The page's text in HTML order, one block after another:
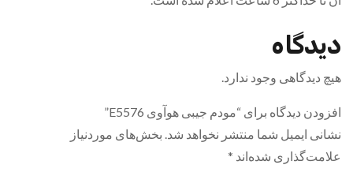
دیدگاه
هیچ دیدگاهی وجود ندارد.
افزودن دیدگاه برای “مودم جیبی هوآوی E5576”
نشانی ایمیل شما منتشر نخواهد شد. بخش‌های موردنیاز
علامت‌گذاری شده‌اند *